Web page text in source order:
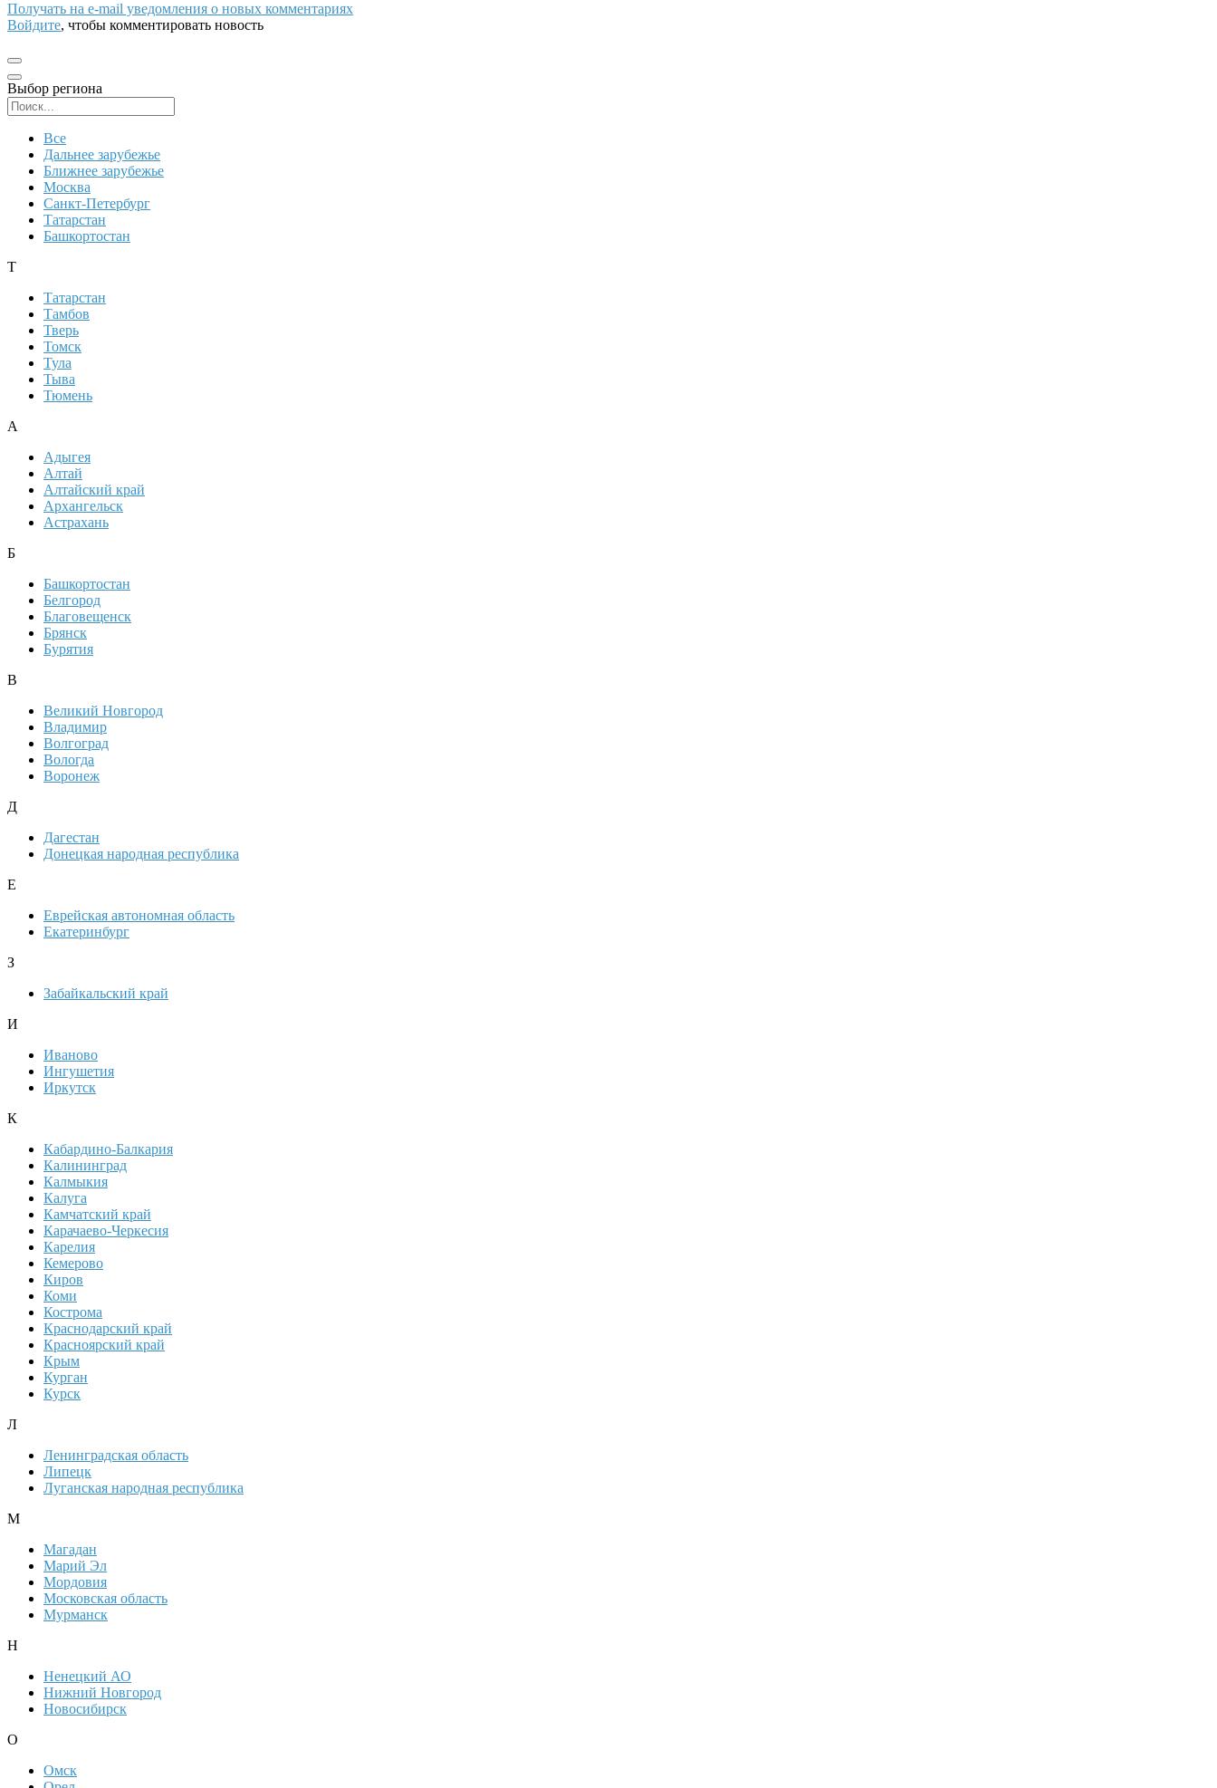
Получать на e‑mail уведомления о новых комментариях
Войдите, чтобы комментировать новость
Выбор региона
Все
Дальнее зарубежье
Ближнее зарубежье
Москва
Санкт-Петербург
Татарстан
Башкортостан
Т
Татарстан
Тамбов
Тверь
Томск
Тула
Тыва
Тюмень
А
Адыгея
Алтай
Алтайский край
Архангельск
Астрахань
Б
Башкортостан
Белгород
Благовещенск
Брянск
Бурятия
В
Великий Новгород
Владимир
Волгоград
Вологда
Воронеж
Д
Дагестан
Донецкая народная республика
Е
Еврейская автономная область
Екатеринбург
З
Забайкальский край
И
Иваново
Ингушетия
Иркутск
К
Кабардино-Балкария
Калининград
Калмыкия
Калуга
Камчатский край
Карачаево-Черкесия
Карелия
Кемерово
Киров
Коми
Кострома
Краснодарский край
Красноярский край
Крым
Курган
Курск
Л
Ленинградская область
Липецк
Луганская народная республика
М
Магадан
Марий Эл
Мордовия
Московская область
Мурманск
Н
Ненецкий АО
Нижний Новгород
Новосибирск
О
Омск